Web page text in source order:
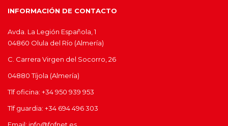
INFORMACIÓN DE CONTACTO
Avda. La Legión Española, 1
04860 Olula del Río (Almería)
C. Carrera Virgen del Socorro, 26
04880 Tíjola (Almería)
Tlf oficina: +34 950 939 953
Tlf guardia: +34 694 496 303